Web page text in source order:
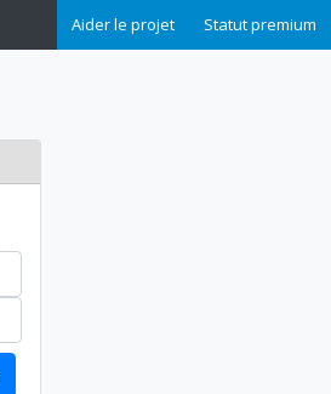
Aider le projet Statut premium